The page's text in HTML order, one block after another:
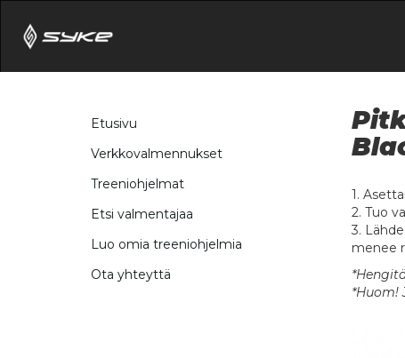
Etusivu
Verkkovalmennukset
Treeniohjelmat
Etsi valmentajaa
Luo omia treeniohjelmia
Ota yhteyttä
1.
2. Tuo
3.
menee
*Huom!